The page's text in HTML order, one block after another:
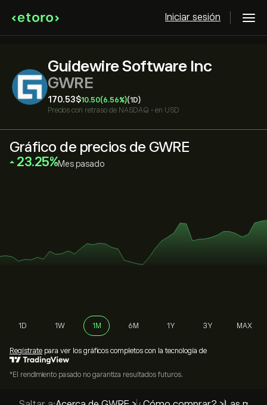
Iniciar sesión
Guidewire Software Inc
GWRE
170.53‎$‎10.50(6.56%)(1D)
Precios con retraso de NASDAQ • en USD
Gráfico de precios de GWRE
‎23.25‎ Mes pasado
1D 1W 1M 6M 1Y 3Y MAX
Regístrate para ver los gráficos completos con la tecnología de
*El rendimiento pasado no garantiza resultados futuros.